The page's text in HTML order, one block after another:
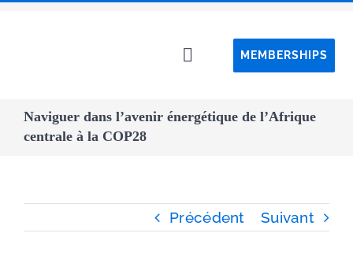
Toggle MEMBERSHIPS
Naviguer dans l’avenir énergétique de l’Afrique
centrale à la COP28
Précédent Suivant